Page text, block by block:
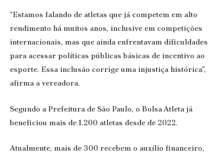
“Estamos falando de atletas que já competem em alto
rendimento há muitos anos, inclusive em competições
internacionais, mas que ainda enfrentavam dificuldades
para acessar políticas públicas básicas de incentivo ao
esporte. Essa inclusão corrige uma injustiça histórica”,
afirma a vereadora.
Segundo a Prefeitura de São Paulo, o Bolsa Atleta já
beneficiou mais de 1.200 atletas desde de 2022.
Atualmente, mais de 300 recebem o auxílio financeiro,